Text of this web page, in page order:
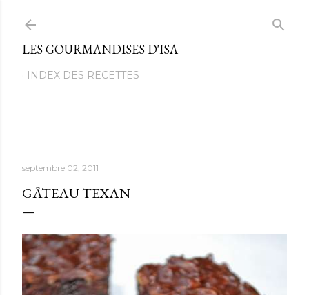
LES GOURMANDISES D'ISA
INDEX DES RECETTES
septembre 02, 2011
GÂTEAU TEXAN